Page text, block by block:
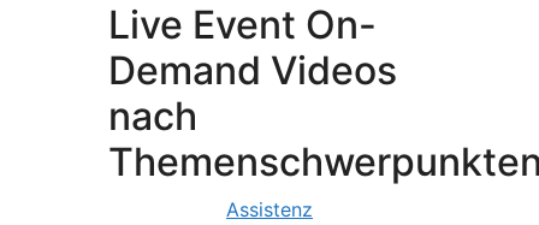
Live Event On-
Demand Videos
nach
Assistenz